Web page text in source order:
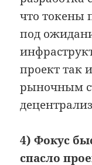
что токены
под
проект так
рыночным
4) Фокус
спасло